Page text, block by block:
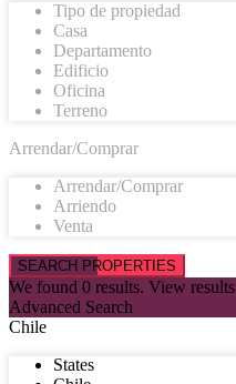
Tipo de propiedad
Casa
Departamento
Edificio
Oficina
Terreno
Arrendar/Comprar
Arrendar/Comprar
Arriendo
Venta
We found 0 results. View results
Advanced Search
Chile
States